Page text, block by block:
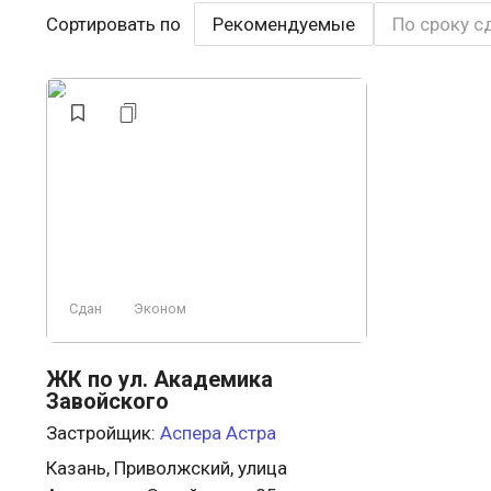
Сортировать по Рекомендуемые По сроку
Сдан Эконом
ЖК по ул. Академика
Завойского
Застройщик: Аспера Астра
Казань, Приволжский, улица